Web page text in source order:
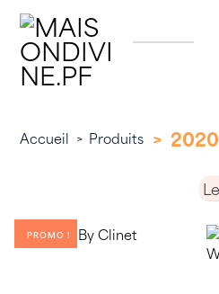
Skip
content
Accueil > Produits > 2020
PROMO !